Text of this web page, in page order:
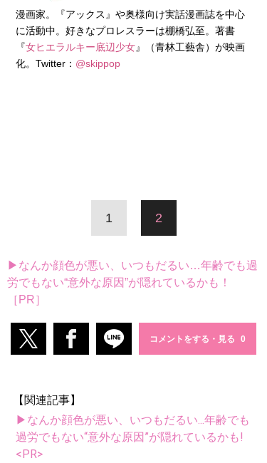
漫画家。『アックス』や奥様向け実話漫画誌を中心
に活動中。好きなプロレスラーは棚橋弘至。著書
『女ヒエラルキー底辺少女』（青林工藝舎）が映画
化。Twitter： @skippop
1 2
▶なんか顔色が悪い、いつもだるい…年齢でも過
労でもない“意外な原因”が隠れているかも！
［PR］
コメントをする・見る
【関連記事】
▶なんか顔色が悪い、いつもだるい...年齢でも
過労でもない“意外な原因”が隠れているかも!
<PR>